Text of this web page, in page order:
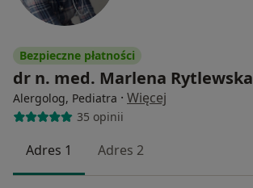
Bezpieczne płatności
dr n. med. Marlena Rytlewska
Alergolog, Pediatra · Więcej
35 opinii
Adres 1 Adres 2